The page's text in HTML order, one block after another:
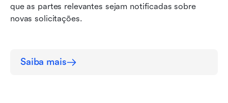
que as partes relevantes sejam notificadas sobre
novas solicitações.
Saiba mais